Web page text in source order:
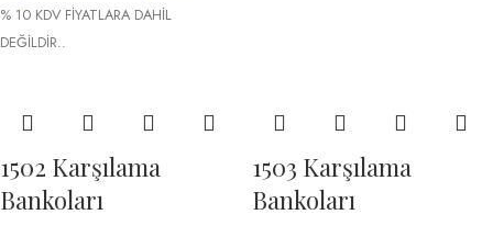
% 10 KDV FİYATLARA DAHİL
DEĞİLDİR..
1502 Karşılama
Bankoları
1503 Karşılama
Bankoları